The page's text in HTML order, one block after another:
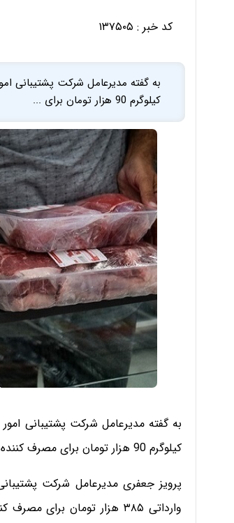
کد خبر : ۱۳۷۵۰۵
کیلوگرم 90 هزار تومان برای ...
کیلوگرم 90 هزار تومان برای مصرف کننده در سراسر کشور عرضه می‌شود.
پرویز جعفری مدیرعامل شرکت